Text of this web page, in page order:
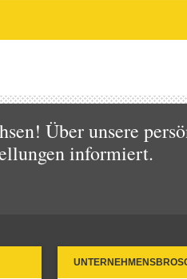
Über unsere
informiert.